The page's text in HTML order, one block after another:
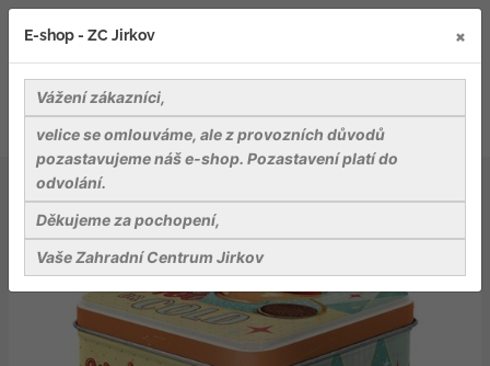
Bydlení a relaxace v zahradě
Dóza na čaj: Tea & Cookies Together
E-shop - ZC Jirkov ×
Vážení zákazníci,
velice se omlouváme, ale z provozních důvodů
pozastavujeme náš e-shop. Pozastavení platí do
odvolání.
Děkujeme za pochopení,
Vaše Zahradní Centrum Jirkov